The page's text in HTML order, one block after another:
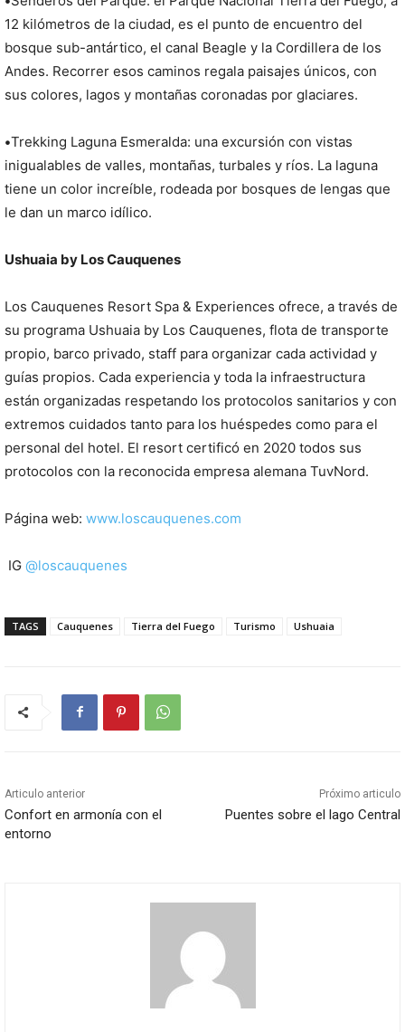
12 kilómetros de la ciudad, es el punto de encuentro del
bosque sub-antártico, el canal Beagle y la Cordillera de los
Andes. Recorrer esos caminos regala paisajes únicos, con
sus colores, lagos y montañas coronadas por glaciares.
•Trekking Laguna Esmeralda: una excursión con vistas
inigualables de valles, montañas, turbales y ríos. La laguna
tiene un color increíble, rodeada por bosques de lengas que
le dan un marco idílico.
Ushuaia by Los Cauquenes
Los Cauquenes Resort Spa & Experiences ofrece, a través de
su programa Ushuaia by Los Cauquenes, flota de transporte
propio, barco privado, staff para organizar cada actividad y
guías propios. Cada experiencia y toda la infraestructura
están organizadas respetando los protocolos sanitarios y con
extremos cuidados tanto para los huéspedes como para el
personal del hotel. El resort certificó en 2020 todos sus
protocolos con la reconocida empresa alemana TuvNord.
Página web: www.loscauquenes.com
IG @loscauquenes
TAGS Cauquenes Tierra del Fuego Turismo Ushuaia
Articulo anterior
Confort en armonía con el
entorno
Próximo articulo
Puentes sobre el lago Central